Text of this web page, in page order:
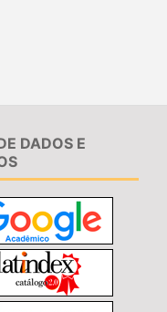
DADOS E